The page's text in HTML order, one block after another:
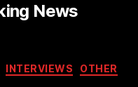
News
INTERVIEWS OTHER
v